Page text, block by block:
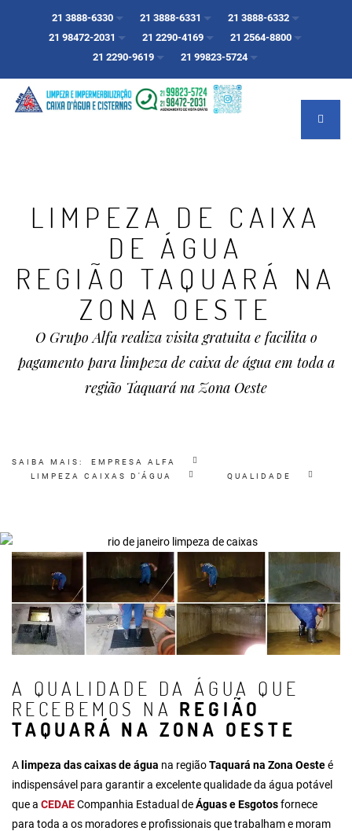
21 3888-6330 21 3888-6331
21 3888-6332
21 98472-2031
21 2290-4169
21 2564-8800
21 2290-9619
21 99823-5724
LIMPEZA DE CAIXA
DE ÁGUA
REGIÃO TAQUARÁ NA
ZONA OESTE
O Grupo Alfa realiza visita gratuita e facilita o
pagamento para limpeza de caixa de água em toda a
região Taquará na Zona Oeste
SAIBA MAIS:
EMPRESA ALFA
LIMPEZA CAIXAS D'ÁGUA
QUALIDADE
A QUALIDADE DA ÁGUA QUE
RECEBEMOS NA REGIÃO
TAQUARÁ NA ZONA OESTE
A limpeza das caixas de água na regiãoTaquará na Zona Oesteé
indispensável para garantir a excelente qualidade da água potável
que a CEDAECompanhia Estadual deÁguas e Esgotosfornece
para toda a os moradores e profissionais que trabalham e moram